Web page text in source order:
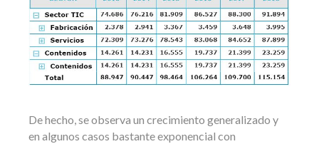
De hecho, se observa un crecimiento generalizado y
en algunos casos bastante exponencial con